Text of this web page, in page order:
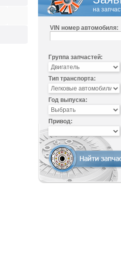
на
VIN номер автомобиля:
Группа запчастей:
Тип транспорта:
Год выпуска:
Привод: